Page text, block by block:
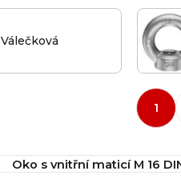
Válečková
1
Oko s vnitřní maticí M 16